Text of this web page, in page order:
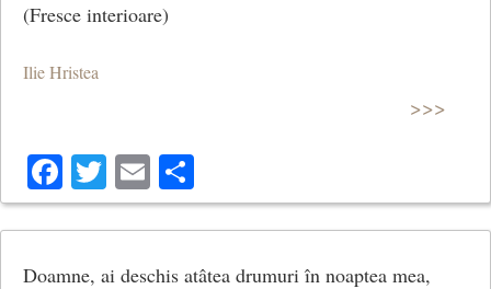
(Fresce interioare)
Ilie Hristea
>>>
Facebook
Twitter
Email
Doamne, ai deschis atâtea drumuri în noaptea mea,